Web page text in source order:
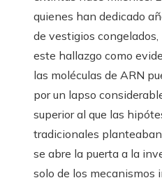
quienes han dedicado
de vestigios
este hallazgo como
las moléculas de ARN
por un lapso
superior al que las
tradicionales
se abre la puerta a la
solo de los mecanismos